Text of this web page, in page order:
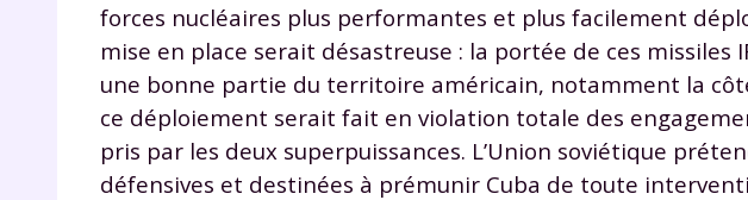
forces nucléaires plus performantes et plus facilement
mise en place serait désastreuse : la portée de ces
une bonne partie du territoire américain, notamment la
ce déploiement serait fait en violation totale des
pris par les deux superpuissances. L’Union soviétique
défensives et destinées à prémunir Cuba de toute
* Votre code d'accès sera envoyé à
consentez à ce que vos données à
marque myMaxicours, afin que SEJER
pendant 24h. Pour en savoir plus sur
vos droits, vous pouvez consulter
J’accepte de recevoir